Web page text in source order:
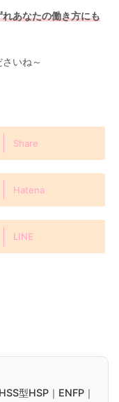
あなたの働き方にも
いね～
Share
Hatena
LINE
型HSP｜ENFP｜